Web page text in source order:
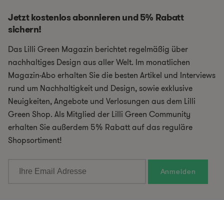
Jetzt kostenlos abonnieren und 5% Rabatt
sichern!
Das Lilli Green Magazin berichtet regelmäßig über
nachhaltiges Design aus aller Welt. Im monatlichen
Magazin-Abo erhalten Sie die besten Artikel und Interviews
rund um Nachhaltigkeit und Design, sowie exklusive
Neuigkeiten, Angebote und Verlosungen aus dem Lilli
Green Shop. Als Mitglied der Lilli Green Community
erhalten Sie außerdem 5% Rabatt auf das reguläre
Shopsortiment!